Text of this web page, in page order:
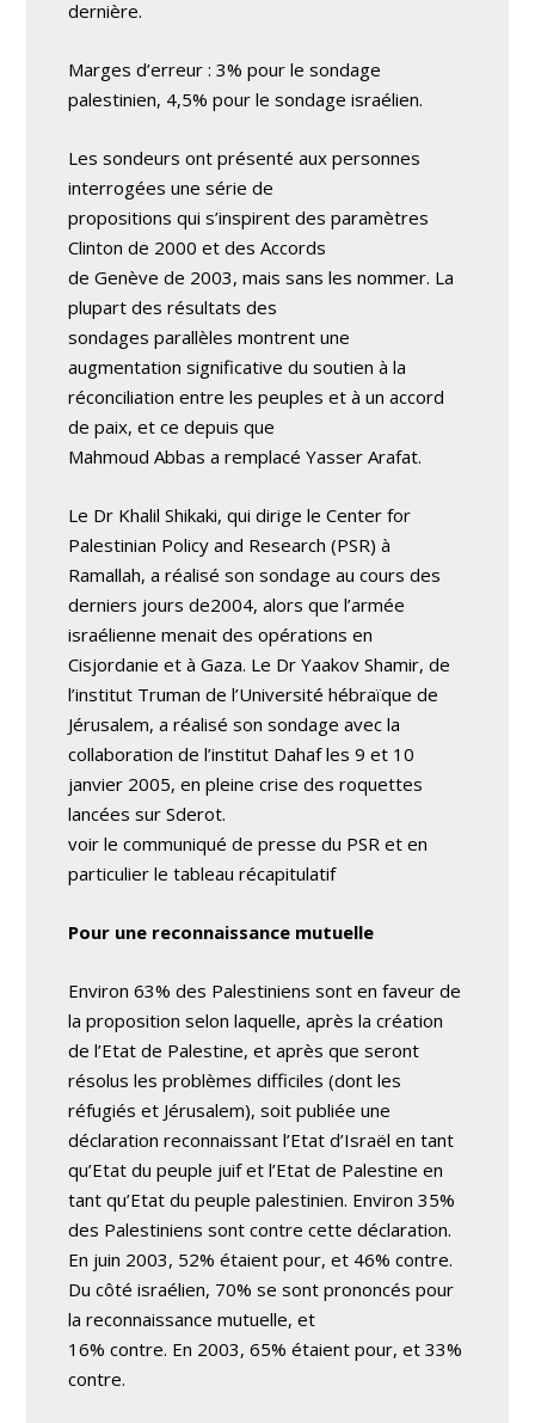
dernière.
Marges d’erreur : 3% pour le sondage
palestinien, 4,5% pour le sondage israélien.
Les sondeurs ont présenté aux personnes
interrogées une série de
propositions qui s’inspirent des paramètres
Clinton de 2000 et des Accords
de Genève de 2003, mais sans les nommer. La
plupart des résultats des
sondages parallèles montrent une
augmentation significative du soutien à la
réconciliation entre les peuples et à un accord
de paix, et ce depuis que
Mahmoud Abbas a remplacé Yasser Arafat.
Le Dr Khalil Shikaki, qui dirige le Center for
Palestinian Policy and Research (PSR) à
Ramallah, a réalisé son sondage au cours des
derniers jours de2004, alors que l’armée
israélienne menait des opérations en
Cisjordanie et à Gaza. Le Dr Yaakov Shamir, de
l’institut Truman de l’Université hébraïque de
Jérusalem, a réalisé son sondage avec la
collaboration de l’institut Dahaf les 9 et 10
janvier 2005, en pleine crise des roquettes
lancées sur Sderot.
voir le communiqué de presse du PSR et en
particulier le tableau récapitulatif
Pour une reconnaissance mutuelle
Environ 63% des Palestiniens sont en faveur de
la proposition selon laquelle, après la création
de l’Etat de Palestine, et après que seront
résolus les problèmes difficiles (dont les
réfugiés et Jérusalem), soit publiée une
déclaration reconnaissant l’Etat d’Israël en tant
qu’Etat du peuple juif et l’Etat de Palestine en
tant qu’Etat du peuple palestinien. Environ 35%
des Palestiniens sont contre cette déclaration.
En juin 2003, 52% étaient pour, et 46% contre.
Du côté israélien, 70% se sont prononcés pour
la reconnaissance mutuelle, et
16% contre. En 2003, 65% étaient pour, et 33%
contre.